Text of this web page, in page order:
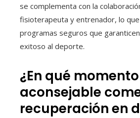
se complementa con la
fisioterapeuta y entrenador, lo
programas seguros que
exitoso al deporte.
¿En qué
aconsejable
recuperación en